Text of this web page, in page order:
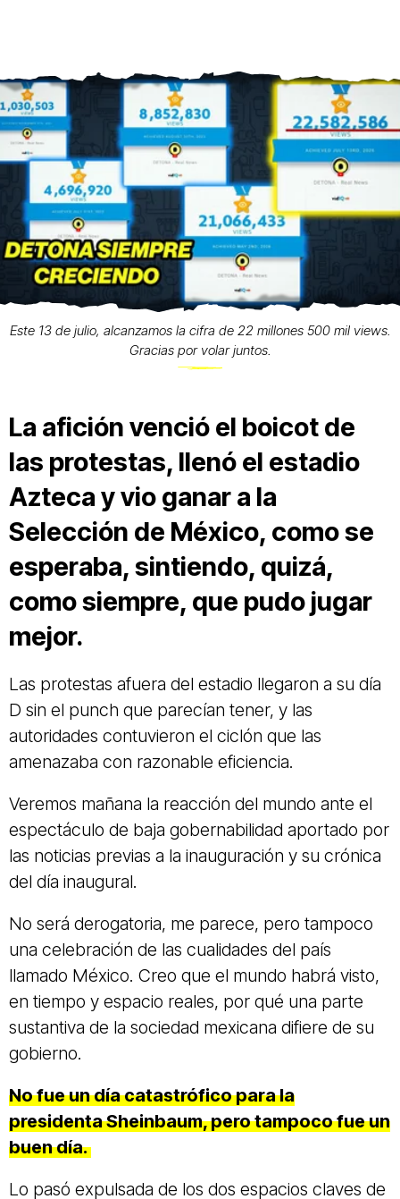
Este 13 de julio, alcanzamos la cifra de 22 millones 500 mil views.
Gracias por volar juntos.
La afición venció el boicot de
las protestas, llenó el estadio
Azteca y vio ganar a la
Selección de México, como se
esperaba, sintiendo, quizá,
como siempre, que pudo jugar
mejor.
Las protestas afuera del estadio llegaron a su día
D sin el punch que parecían tener, y las
autoridades contuvieron el ciclón que las
amenazaba con razonable eficiencia.
Veremos mañana la reacción del mundo ante el
espectáculo de baja gobernabilidad aportado por
las noticias previas a la inauguración y su crónica
del día inaugural.
No será derogatoria, me parece, pero tampoco
una celebración de las cualidades del país
llamado México. Creo que el mundo habrá visto,
en tiempo y espacio reales, por qué una parte
sustantiva de la sociedad mexicana difiere de su
gobierno.
No fue un día catastrófico para la
presidenta Sheinbaum, pero tampoco fue un
buen día.
Lo pasó expulsada de los dos espacios claves de